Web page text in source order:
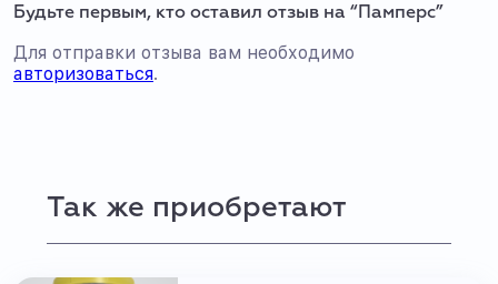
Будьте первым, кто оставил отзыв на “Памперс”
Для отправки отзыва вам необходимо
авторизоваться.
Так же приобретают